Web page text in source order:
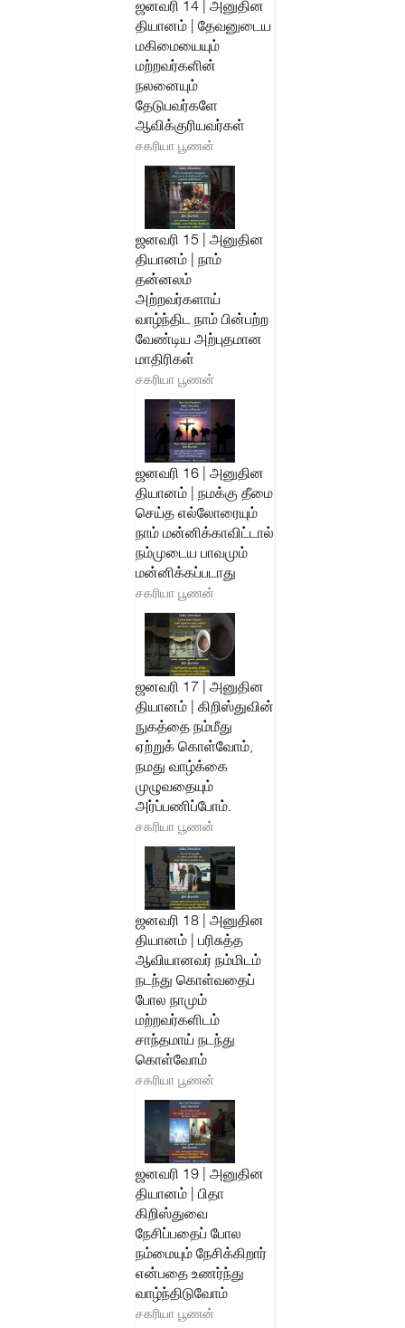
ஜனவரி 14 | அனுதின
தியானம் | தேவனுடைய
மகிமையையும்
மற்றவர்களின்
நலனையும்
தேடுபவர்களே
ஆவிக்குரியவர்கள்
சகரியா பூணன்
ஜனவரி 15 | அனுதின
தியானம் | நாம்
தன்னலம்
அற்றவர்களாய்
வாழ்ந்திட நாம் பின்பற்ற
வேண்டிய அற்புதமான
மாதிரிகள்
சகரியா பூணன்
ஜனவரி 16 | அனுதின
தியானம் | நமக்கு தீமை
செய்த எல்லோரையும்
நாம் மன்னிக்காவிட்டால்
நம்முடைய பாவமும்
மன்னிக்கப்படாது
சகரியா பூணன்
ஜனவரி 17 | அனுதின
தியானம் | கிறிஸ்துவின்
நுகத்தை நம்மீது
ஏற்றுக் கொள்வோம்,
நமது வாழ்க்கை
முழுவதையும்
அர்ப்பணிப்போம்.
சகரியா பூணன்
ஜனவரி 18 | அனுதின
தியானம் | பரிசுத்த
ஆவியானவர் நம்மிடம்
நடந்து கொள்வதைப்
போல நாமும்
மற்றவர்களிடம்
சாந்தமாய் நடந்து
கொள்வோம்
சகரியா பூணன்
ஜனவரி 19 | அனுதின
தியானம் | பிதா
கிறிஸ்துவை
நேசிப்பதைப் போல
நம்மையும் நேசிக்கிறார்
என்பதை உணர்ந்து
வாழ்ந்திடுவோம்
சகரியா பூணன்